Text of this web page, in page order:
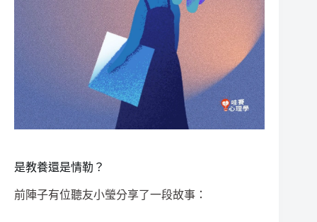
是教養還是情勒？
前陣子有位聽友小瑩分享了一段故事：